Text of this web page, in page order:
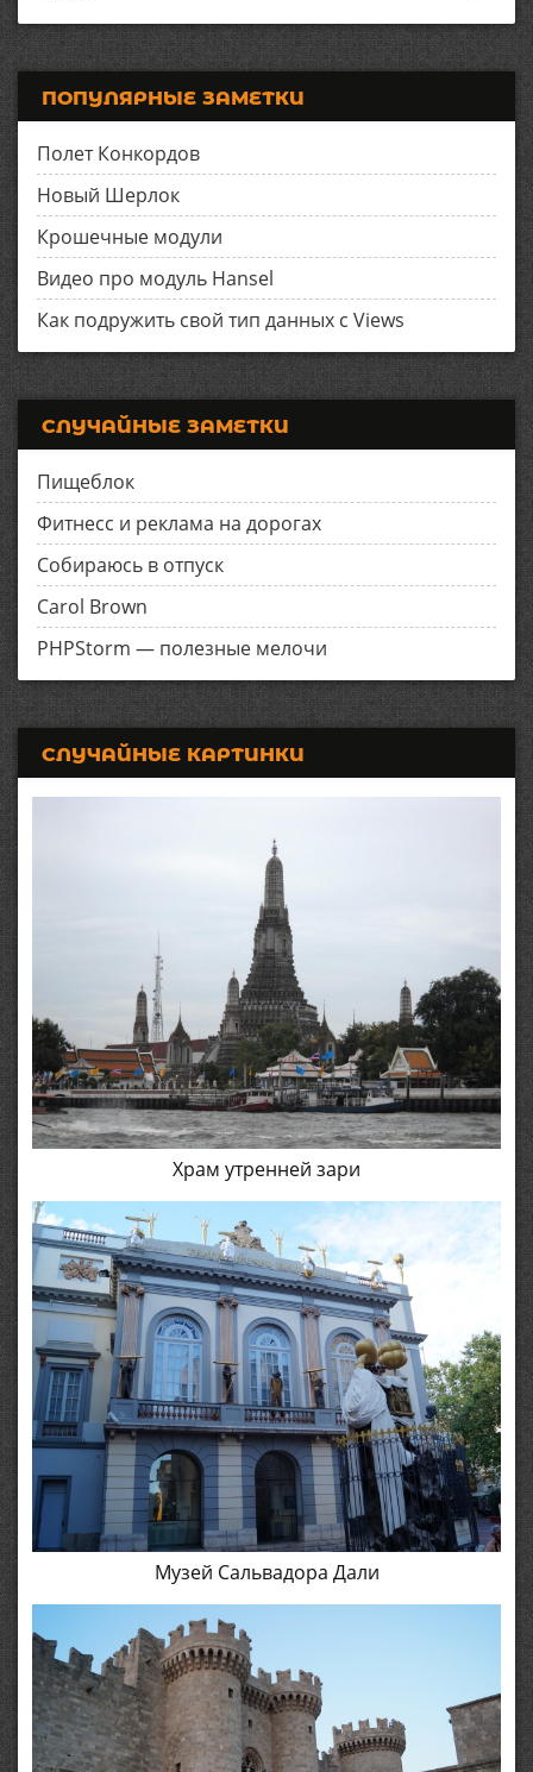
ПОПУЛЯРНЫЕ ЗАМЕТКИ
Полет Конкордов
Новый Шерлок
Крошечные модули
Видео про модуль Hansel
Как подружить свой тип данных с Views
СЛУЧАЙНЫЕ ЗАМЕТКИ
Пищеблок
Фитнесс и реклама на дорогах
Собираюсь в отпуск
Carol Brown
PHPStorm — полезные мелочи
СЛУЧАЙНЫЕ КАРТИНКИ
Храм утренней зари
Музей Сальвадора Дали